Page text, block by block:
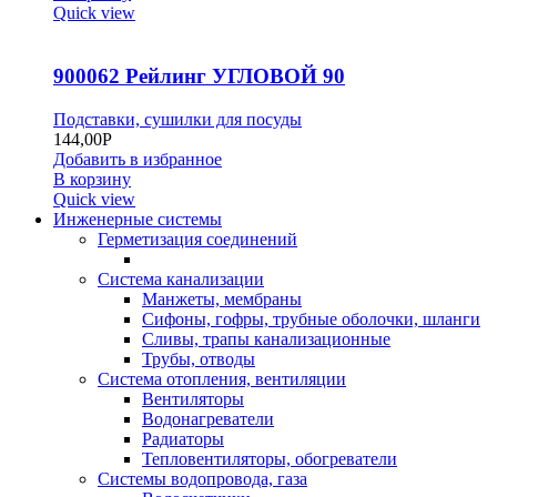
Quick view
900062 Рейлинг УГЛОВОЙ 90
Подставки, сушилки для посуды
144,00Р
Добавить в избранное
В корзину
Quick view
Инженерные системы
Герметизация соединений
Система канализации
Манжеты, мембраны
Сифоны, гофры, трубные оболочки, шланги
Сливы, трапы канализационные
Трубы, отводы
Система отопления, вентиляции
Вентиляторы
Водонагреватели
Радиаторы
Тепловентиляторы, обогреватели
Системы водопровода, газа